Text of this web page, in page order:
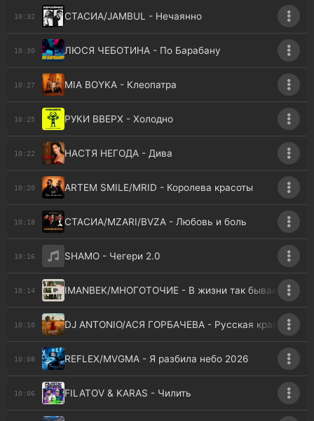
10:32 СТАСИА/JAMBUL - Нечаянно
10:30 ЛЮСЯ ЧЕБОТИНА - По Барабану
10:27 MIA BOYKA - Клеопатра
10:25 РУКИ ВВЕРХ - Холодно
10:22 НАСТЯ НЕГОДА - Дива
10:20 ARTEM SMILE/MRID - Королева красоты
10:18 СТАСИА/MZARI/BVZA - Любовь и боль
10:16 SHAMO - Чегери 2.0
10:14 IMANBEK/МНОГОТОЧИЕ - В жизни так бывает
10:10 DJ ANTONIO/АСЯ ГОРБАЧЕВА - Русская краса
10:08 REFLEX/MVGMA - Я разбила небо 2026
10:06 FILATOV & KARAS - Чилить